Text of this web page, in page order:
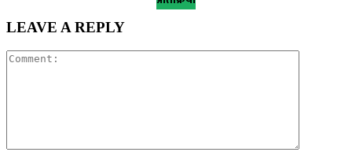
LEAVE A REPLY